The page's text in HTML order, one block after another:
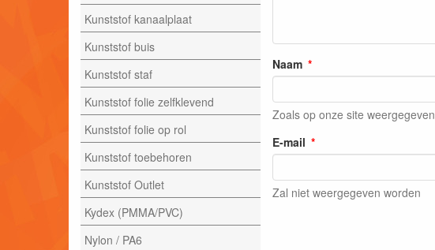
Kunststof kanaalplaat
Kunststof buis
Kunststof staf
Kunststof folie zelfklevend
Kunststof folie op rol
Kunststof toebehoren
Kunststof Outlet
Kydex (PMMA/PVC)
Nylon / PA6
Naam
Zoals op onze site weergegeven
E-mail
Zal niet weergegeven worden